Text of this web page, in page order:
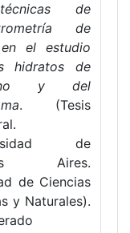
de
de
el estudio
hidratos de
y del
. (Tesis
de
Aires.
de Ciencias
y Naturales).